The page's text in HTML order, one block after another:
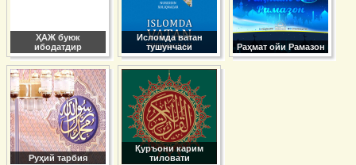
ҲАЖ буюк
ибодатдир
Исломда ватан
тушунчаси
Раҳмат ойи Рамазон
Руҳий тарбия
Қуръони карим
тиловати